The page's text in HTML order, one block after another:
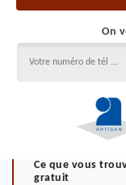
On
Ce que vous
gratuit